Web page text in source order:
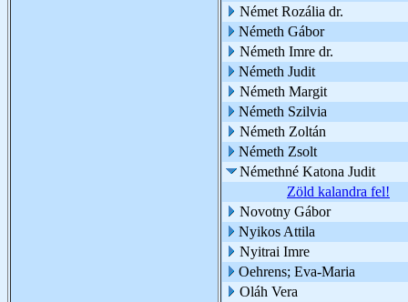
Német Rozália dr.
Németh Gábor
Németh Imre dr.
Németh Judit
Németh Margit
Németh Szilvia
Németh Zoltán
Németh Zsolt
Némethné Katona Judit
Zöld kalandra fel!
Novotny Gábor
Nyikos Attila
Nyitrai Imre
Oehrens; Eva-Maria
Oláh Vera